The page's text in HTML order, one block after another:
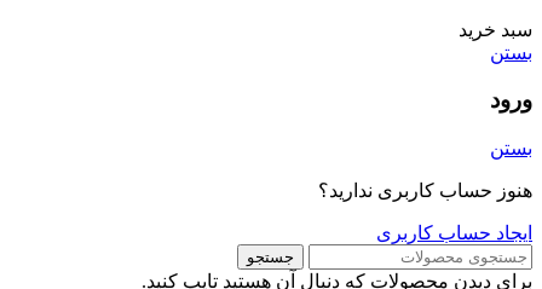
سبد خرید
بستن
ورود
بستن
هنوز حساب کاربری ندارید؟
ایجاد حساب کاربری
جستجو
برای دیدن محصولات که دنبال آن هستید تایپ کنید.